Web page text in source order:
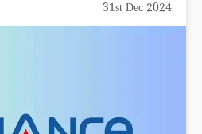
31st Dec 2024